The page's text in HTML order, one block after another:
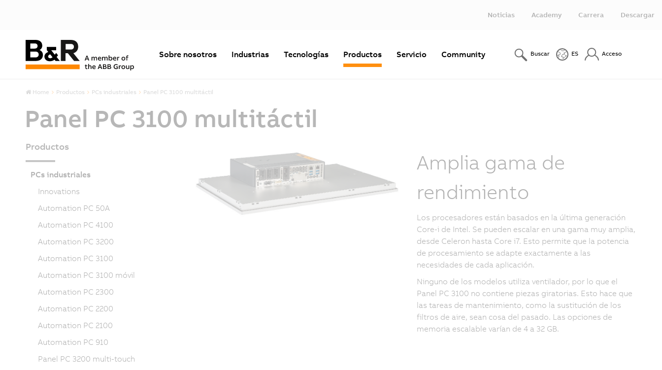
Noticias Academy Carrera Descargar
Sobre nosotros Industrias Tecnologías Productos Servicio Community Buscar ES Acceso
Home Productos PCs industriales Panel PC 3100 multitáctil
Panel PC 3100 multitáctil
Amplia gama de
rendimiento
Los procesadores están basados en la última generación
Core-i de Intel. Se pueden escalar en una gama muy amplia,
desde Celeron hasta Core i7. Esto permite que la potencia
de procesamiento se adapte exactamente a las
necesidades de cada aplicación.
Ninguno de los modelos utiliza ventilador, por lo que el
Panel PC 3100 no contiene piezas giratorias. Esto hace que
las tareas de mantenimiento, como la sustitución de los
filtros de aire, sean cosa del pasado. Las opciones de
memoria escalable varían de 4 a 32 GB.
Productos
PCs industriales
Innovations
Automation PC 50A
Automation PC 4100
Automation PC 3200
Automation PC 3100
Automation PC 3100 móvil
Automation PC 2300
Automation PC 2200
Automation PC 2100
Automation PC 910
Panel PC 3200 multi-touch